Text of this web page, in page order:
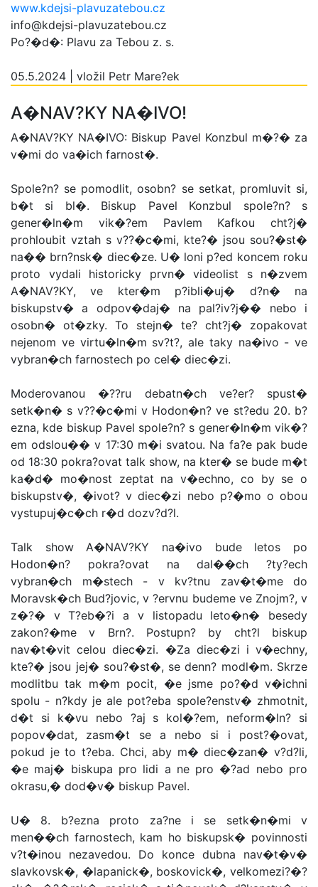
www.kdejsi-plavuzatebou.cz
info@kdejsi-plavuzatebou.cz
Po?�d�: Plavu za Tebou z. s.
05.5.2024 | vložil Petr Mare?ek
A�NAV?KY NA�IVO!
A�NAV?KY NA�IVO: Biskup Pavel Konzbul m�?� za
v�mi do va�ich farnost�.
Spole?n? se pomodlit, osobn? se setkat, promluvit si,
b�t si bl�. Biskup Pavel Konzbul spole?n? s
gener�ln�m vik�?em Pavlem Kafkou cht?j�
prohloubit vztah s v??�c�mi, kte?� jsou sou?�st�
na�� brn?nsk� diec�ze. U� loni p?ed koncem roku
proto vydali historicky prvn� videolist s n�zvem
A�NAV?KY, ve kter�m p?ibli�uj� d?n� na
biskupstv� a odpov�daj� na pal?iv?j�� nebo i
osobn� ot�zky. To stejn� te? cht?j� zopakovat
nejenom ve virtu�ln�m sv?t?, ale taky na�ivo - ve
vybran�ch farnostech po cel� diec�zi.
Moderovanou �??ru debatn�ch ve?er? spust�
setk�n� s v??�c�mi v Hodon�n? ve st?edu 20. b?
ezna, kde biskup Pavel spole?n? s gener�ln�m vik�?
em odslou�� v 17:30 m�i svatou. Na fa?e pak bude
od 18:30 pokra?ovat talk show, na kter� se bude m�t
ka�d� mo�nost zeptat na v�echno, co by se o
biskupstv�, �ivot? v diec�zi nebo p?�mo o obou
vystupuj�c�ch r�d dozv?d?l.
Talk show A�NAV?KY na�ivo bude letos po
Hodon�n? pokra?ovat na dal��ch ?ty?ech
vybran�ch m�stech - v kv?tnu zav�t�me do
Moravsk�ch Bud?jovic, v ?ervnu budeme ve Znojm?, v
z�?� v T?eb�?i a v listopadu leto�n� besedy
zakon?�me v Brn?. Postupn? by cht?l biskup
nav�t�vit celou diec�zi. �Za diec�zi i v�echny,
kte?� jsou jej� sou?�st�, se denn? modl�m. Skrze
modlitbu tak m�m pocit, �e jsme po?�d v�ichni
spolu - n?kdy je ale pot?eba spole?enstv� zhmotnit,
d�t si k�vu nebo ?aj s kol�?em, neform�ln? si
popov�dat, zasm�t se a nebo si i post?�ovat,
pokud je to t?eba. Chci, aby m� diec�zan� v?d?li,
�e maj� biskupa pro lidi a ne pro �?ad nebo pro
okrasu,� dod�v� biskup Pavel.
U� 8. b?ezna proto za?ne i se setk�n�mi v
men��ch farnostech, kam ho biskupsk� povinnosti
v?t�inou nezavedou. Do konce dubna nav�t�v�
slavkovsk�, �lapanick�, boskovick�, velkomezi?�?